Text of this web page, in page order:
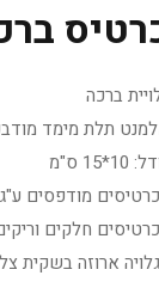
ברכה
תלת מימד
ס"מ
מודפסים ע"ג נייר כרומו 350
חלקים
ארוזה בשקית